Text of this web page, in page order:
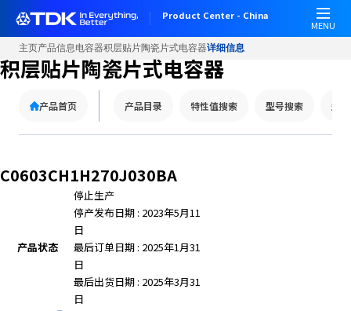
Product Center - China
MENU
主页产品信息电容器积层贴片陶瓷片式电容器详细信息
积层贴片陶瓷片式电容器
产品首页 产品目录 特性值搜索 型号搜索 型
C0603CH1H270J030BA
产品状态
停止生产
停产发布日期 : 2023年5月11
日
最后订单日期 : 2025年1月31
日
最后出货日期 : 2025年3月31
日